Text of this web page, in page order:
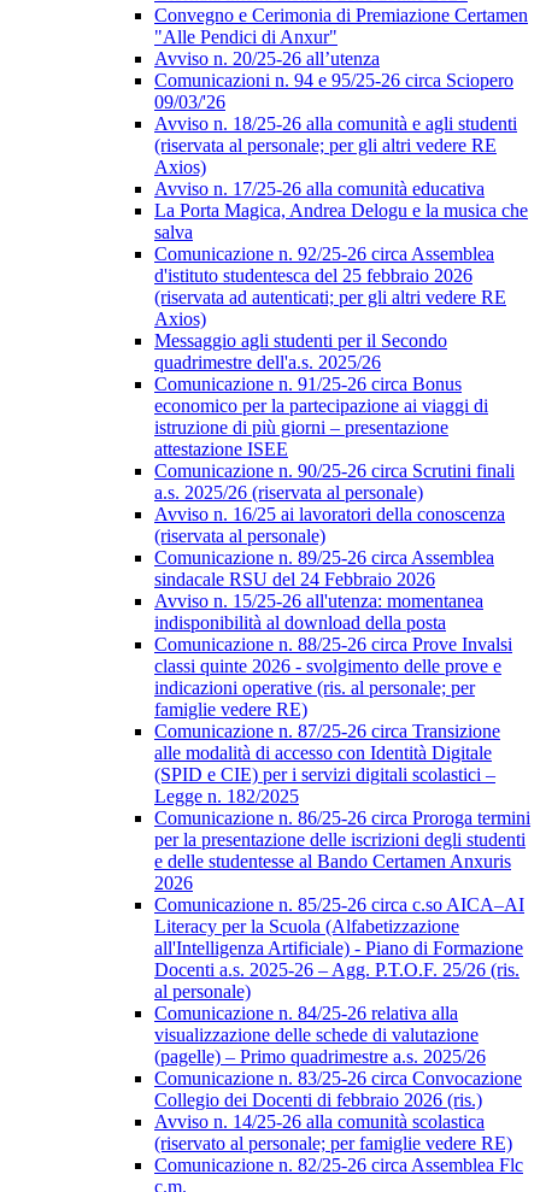
Convegno e Cerimonia di Premiazione Certamen
"Alle Pendici di Anxur"
Avviso n. 20/25-26 all’utenza
Comunicazioni n. 94 e 95/25-26 circa Sciopero
09/03/'26
Avviso n. 18/25-26 alla comunità e agli studenti
(riservata al personale; per gli altri vedere RE
Axios)
Avviso n. 17/25-26 alla comunità educativa
La Porta Magica, Andrea Delogu e la musica che
salva
Comunicazione n. 92/25-26 circa Assemblea
d'istituto studentesca del 25 febbraio 2026
(riservata ad autenticati; per gli altri vedere RE
Axios)
Messaggio agli studenti per il Secondo
quadrimestre dell'a.s. 2025/26
Comunicazione n. 91/25-26 circa Bonus
economico per la partecipazione ai viaggi di
istruzione di più giorni – presentazione
attestazione ISEE
Comunicazione n. 90/25-26 circa Scrutini finali
a.s. 2025/26 (riservata al personale)
Avviso n. 16/25 ai lavoratori della conoscenza
(riservata al personale)
Comunicazione n. 89/25-26 circa Assemblea
sindacale RSU del 24 Febbraio 2026
Avviso n. 15/25-26 all'utenza: momentanea
indisponibilità al download della posta
Comunicazione n. 88/25-26 circa Prove Invalsi
classi quinte 2026 - svolgimento delle prove e
indicazioni operative (ris. al personale; per
famiglie vedere RE)
Comunicazione n. 87/25-26 circa Transizione
alle modalità di accesso con Identità Digitale
(SPID e CIE) per i servizi digitali scolastici –
Legge n. 182/2025
Comunicazione n. 86/25-26 circa Proroga termini
per la presentazione delle iscrizioni degli studenti
e delle studentesse al Bando Certamen Anxuris
2026
Comunicazione n. 85/25-26 circa c.so AICA–AI
Literacy per la Scuola (Alfabetizzazione
all'Intelligenza Artificiale) - Piano di Formazione
Docenti a.s. 2025-26 – Agg. P.T.O.F. 25/26 (ris.
al personale)
Comunicazione n. 84/25-26 relativa alla
visualizzazione delle schede di valutazione
(pagelle) – Primo quadrimestre a.s. 2025/26
Comunicazione n. 83/25-26 circa Convocazione
Collegio dei Docenti di febbraio 2026 (ris.)
Avviso n. 14/25-26 alla comunità scolastica
(riservato al personale; per famiglie vedere RE)
Comunicazione n. 82/25-26 circa Assemblea Flc
c.m.